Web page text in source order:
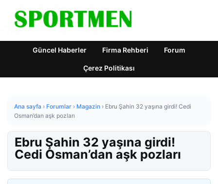
Güncel Haberler Firma Rehberi Forum
Çerez Politikası
Ana sayfa › Forumlar › Magazin › Ebru Şahin 32 yaşına girdi! Cedi
Osman’dan aşk pozları
Ebru Şahin 32 yaşına girdi!
Cedi Osman’dan aşk pozları